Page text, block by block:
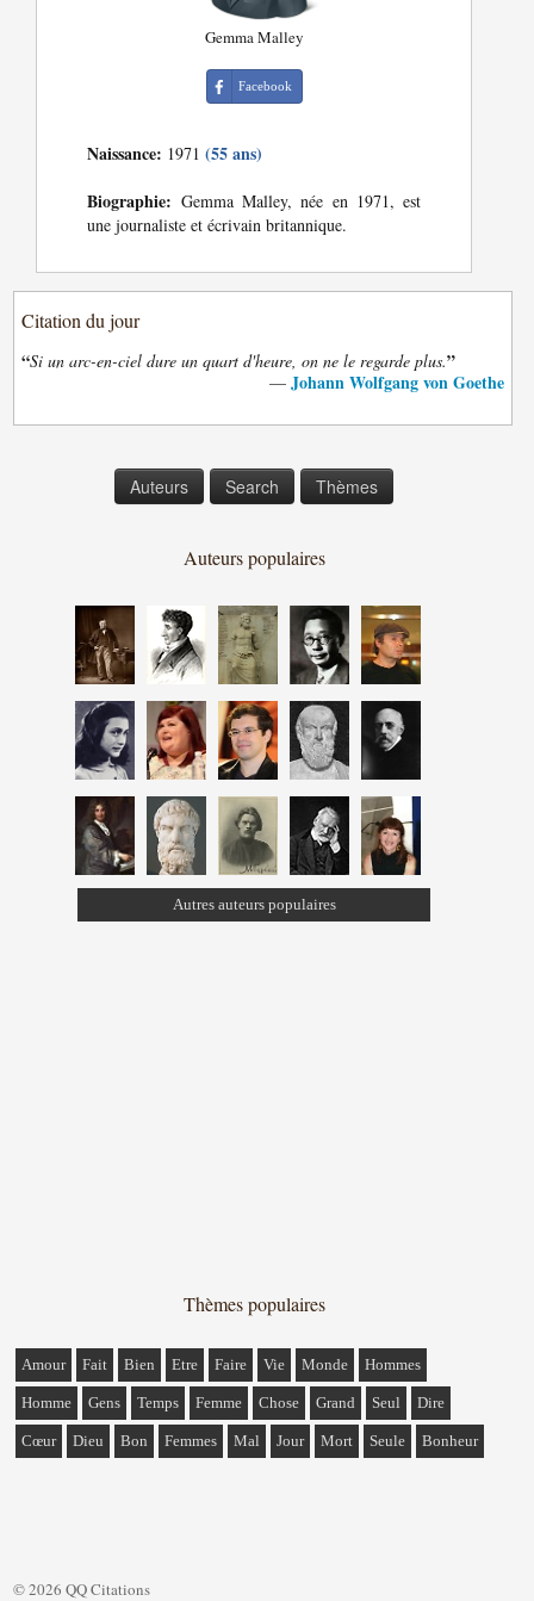
Gemma Malley
Facebook
Naissance: 1971(55 ans)
Biographie: Gemma Malley, née en 1971, est
une journaliste et écrivain britannique.
Citation du jour
“Si un arc-en-ciel dure un quart d'heure, on ne le regarde plus.”
— Johann Wolfgang von Goethe
Auteurs Search Thèmes
Auteurs populaires
Autres auteurs populaires
Thèmes populaires
Amour Fait Bien Etre Faire Vie Monde Hommes
Homme Gens Temps Femme Chose Grand Seul Dire
Cœur Dieu Bon Femmes Mal Jour Mort Seule Bonheur
© 2026 QQ Citations